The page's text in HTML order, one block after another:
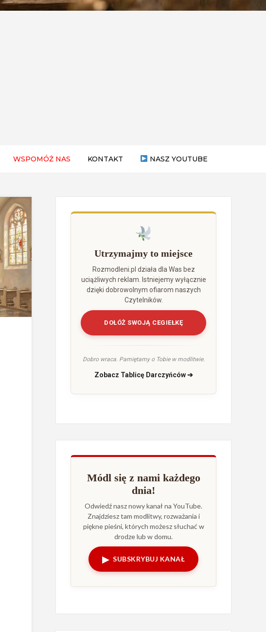
WSPOMÓŻ NAS KONTAKT NASZ YOUTUBE
Utrzymajmy to miejsce
Rozmodleni.pl działa dla Was bez
uciążliwych reklam. Istniejemy wyłącznie
dzięki dobrowolnym ofiarom naszych
Czytelników.
DOŁÓŻ SWOJĄ CEGIEŁKĘ
Dobro wraca. Pamiętamy o Tobie w modlitwie.
Zobacz Tablicę Darczyńców ➔
Módl się z nami każdego
dnia!
Odwiedź nasz nowy kanał na YouTube.
Znajdziesz tam modlitwy, rozważania i
piękne pieśni, których możesz słuchać w
drodze lub w domu.
▶ SUBSKRYBUJ KANAŁ